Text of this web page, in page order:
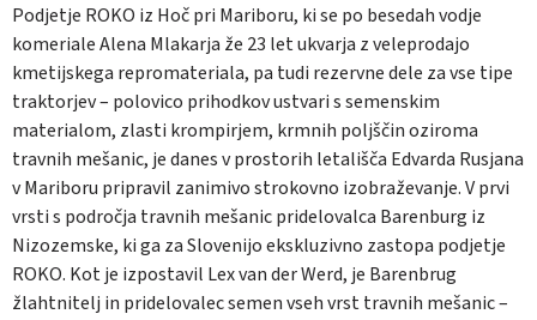
Podjetje ROKO iz Hoč pri Mariboru, ki se po besedah vodje
komeriale Alena Mlakarja že 23 let ukvarja z veleprodajo
kmetijskega repromateriala, pa tudi rezervne dele za vse tipe
traktorjev – polovico prihodkov ustvari s semenskim
materialom, zlasti krompirjem, krmnih poljščin oziroma
travnih mešanic, je danes v prostorih letališča Edvarda Rusjana
v Mariboru pripravil zanimivo strokovno izobraževanje. V prvi
vrsti s področja travnih mešanic pridelovalca Barenburg iz
Nizozemske, ki ga za Slovenijo ekskluzivno zastopa podjetje
ROKO. Kot je izpostavil Lex van der Werd, je Barenbrug
žlahtnitelj in pridelovalec semen vseh vrst travnih mešanic –